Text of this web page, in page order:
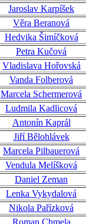
Jaroslav Karpíšek
Věra Beranová
Hedvika Šimíčková
Petra Kučová
Vladislava Hořovská
Vanda Folberová
Marcela Schermerová
Ludmila Kadlicová
Antonín Kaprál
Jiří Bělohlávek
Marcela Pilbauerová
Vendula Melíšková
Daniel Zeman
Lenka Vykydalová
Nikola Pařízková
Roman Chmela